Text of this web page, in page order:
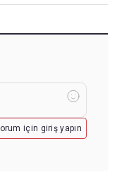
için giriş yapın